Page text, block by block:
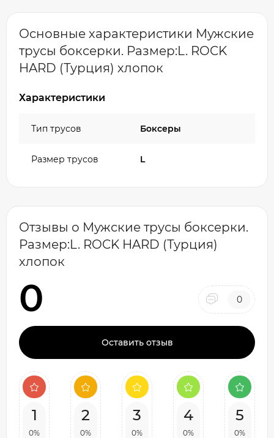
Основные характеристики Мужские
трусы боксерки. Размер:L. ROCK
HARD (Турция) хлопок
Характеристики
Тип трусов Боксеры
Размер трусов L
Отзывы о Мужские трусы боксерки.
Размер:L. ROCK HARD (Турция)
хлопок
0 0
Оставить отзыв
1
0%
2
0%
3
0%
4
0%
5
0%